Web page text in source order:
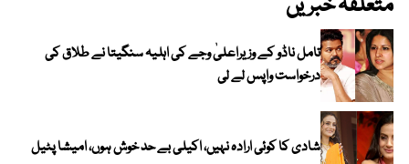
تامل ناڈو کے وزیراعلیٰ وجے کی اہلیہ سنگیتا نے طلاق کی
درخواست واپس لے لی
شادی کا کوئی ارادہ نہیں، اکیلی بے حد خوش ہوں، امیشا پٹیل